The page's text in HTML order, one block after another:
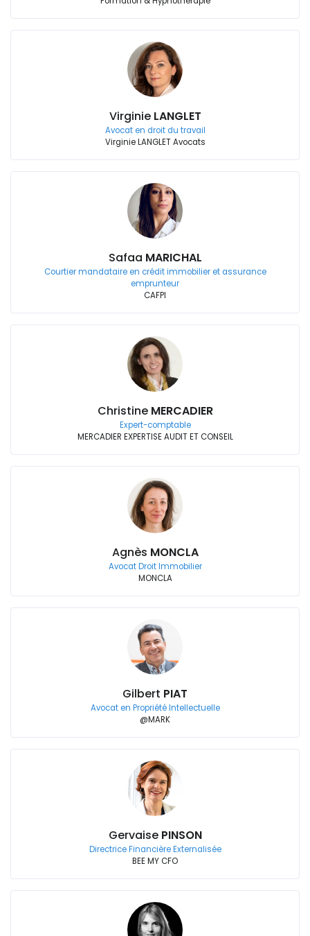
Virginie LANGLET
Avocat en droit du travail
Virginie LANGLET Avocats
Safaa MARICHAL
Courtier mandataire en crédit immobilier et assurance
emprunteur
CAFPI
Christine MERCADIER
Expert-comptable
MERCADIER EXPERTISE AUDIT ET CONSEIL
Agnès MONCLA
Avocat Droit Immobilier
MONCLA
Gilbert PIAT
Avocat en Propriété Intellectuelle
@MARK
Gervaise PINSON
Directrice Financière Externalisée
BEE MY CFO